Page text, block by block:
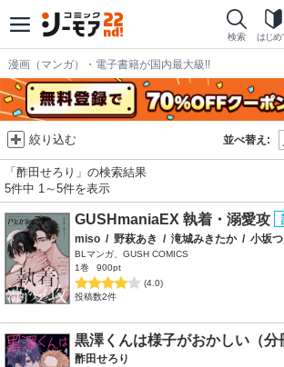
検索 はじめ
漫画（マンガ）・電子書籍が国内最大級!!
並べ替え:
絞り込む
「酢田せろり」の検索結果
5件中 1～5件を表示
GUSHmaniaEX 執着・溺愛攻
miso / 野萩あき / 滝城みきたか / 小坂
BLマンガ、GUSH COMICS
1巻
900pt
(4.0)
投稿数2件
黒澤くんは様子がおかしい（分
酢田せろり